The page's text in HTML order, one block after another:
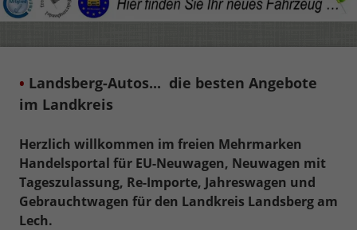
• Landsberg-Autos... die besten Angebote
im Landkreis
Herzlich willkommen im freien Mehrmarken
Handelsportal für EU-Neuwagen, Neuwagen mit
Tageszulassung, Re-Importe, Jahreswagen und
Gebrauchtwagen für den Landkreis Landsberg am
Lech.